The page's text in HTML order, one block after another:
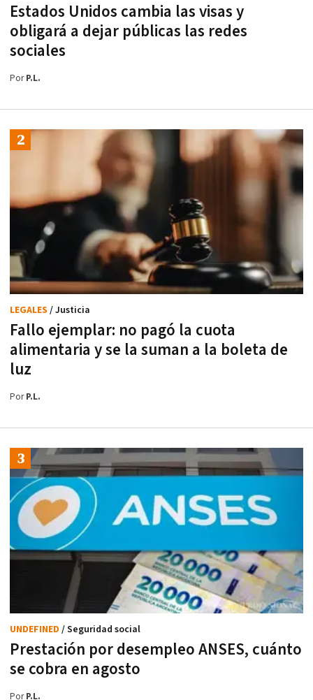
Estados Unidos cambia las visas y
obligará a dejar públicas las redes
sociales
PorP.L.
Fallo ejemplar: no pagó la cuota
alimentaria y se la suman a la boleta de
luz
LEGALES / Justicia
PorP.L.
Prestación por desempleo ANSES, cuánto
se cobra en agosto
UNDEFINED / Seguridad social
PorP.L.